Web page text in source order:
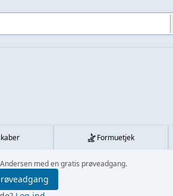
Formuetjek
med en gratis prøveadgang.